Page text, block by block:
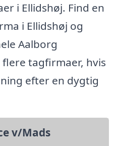
i Ellidshøj. Find en
i Ellidshøj og
Aalborg
tagfirmaer, hvis
efter en dygtig
v/Mads